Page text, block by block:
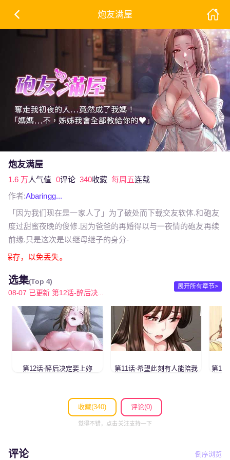
炮友满屋
炮友满屋
1.6 万人气值 0评论 340收藏 每周五连载
作者:Abaringg...
「因为我们现在是一家人了」为了破处而下载交友软体.和砲友
度过甜蜜夜晚的俊修.因为爸爸的再婚得以与一夜情的砲友再续
前缘.只是这次是以继母继子的身分-
存，以免丢失。
选集(Top 4)
08-07 已更新 第12话-醉后决...
展开所有章节>
第12话-醉后决定要上妳 第11话-希望此刻有人能陪我 第10
收藏(340) 评论(0)
觉得不错，点击关注支持一下
评论 倒序浏览